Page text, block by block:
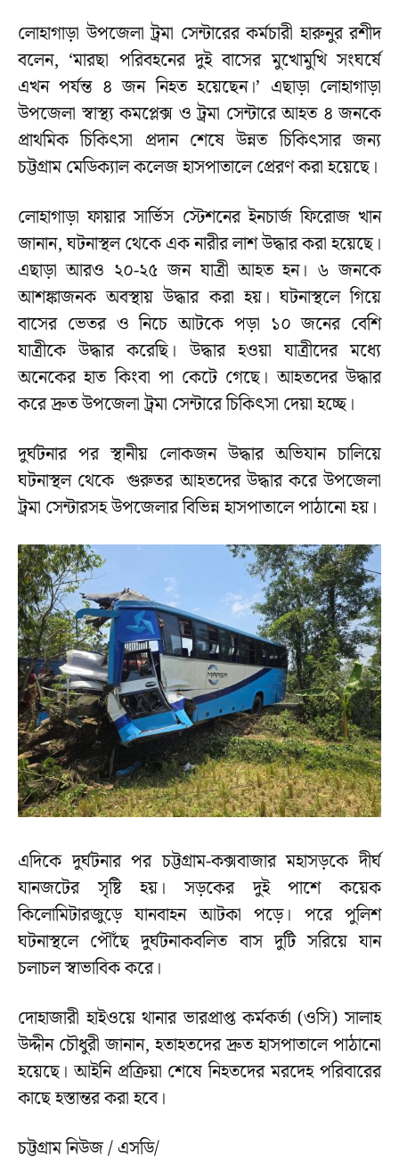
লোহাগাড়া উপজেলা ট্রমা সেন্টারের কর্মচারী হারুনুর রশীদ
বলেন, ‘মারছা পরিবহনের দুই বাসের মুখোমুখি সংঘর্ষে
এখন পর্যন্ত ৪ জন নিহত হয়েছেন।’ এছাড়া লোহাগাড়া
উপজেলা স্বাস্থ্য কমপ্লেক্স ও ট্রমা সেন্টারে আহত ৪ জনকে
প্রাথমিক চিকিৎসা প্রদান শেষে উন্নত চিকিৎসার জন্য
চট্টগ্রাম মেডিক্যাল কলেজ হাসপাতালে প্রেরণ করা হয়েছে।
লোহাগাড়া ফায়ার সার্ভিস স্টেশনের ইনচার্জ ফিরোজ খান
জানান, ঘটনাস্থল থেকে এক নারীর লাশ উদ্ধার করা হয়েছে।
এছাড়া আরও ২০-২৫ জন যাত্রী আহত হন। ৬ জনকে
আশঙ্কাজনক অবস্থায় উদ্ধার করা হয়। ঘটনাস্থলে গিয়ে
বাসের ভেতর ও নিচে আটকে পড়া ১০ জনের বেশি
যাত্রীকে উদ্ধার করেছি। উদ্ধার হওয়া যাত্রীদের মধ্যে
অনেকের হাত কিংবা পা কেটে গেছে। আহতদের উদ্ধার
করে দ্রুত উপজেলা ট্রমা সেন্টারে চিকিৎসা দেয়া হচ্ছে।
দুর্ঘটনার পর স্থানীয় লোকজন উদ্ধার অভিযান চালিয়ে
ঘটনাস্থল থেকে গুরুতর আহতদের উদ্ধার করে উপজেলা
ট্রমা সেন্টারসহ উপজেলার বিভিন্ন হাসপাতালে পাঠানো হয়।
এদিকে দুর্ঘটনার পর চট্টগ্রাম-কক্সবাজার মহাসড়কে দীর্ঘ
যানজটের সৃষ্টি হয়। সড়কের দুই পাশে কয়েক
কিলোমিটারজুড়ে যানবাহন আটকা পড়ে। পরে পুলিশ
ঘটনাস্থলে পৌঁছে দুর্ঘটনাকবলিত বাস দুটি সরিয়ে যান
চলাচল স্বাভাবিক করে।
দোহাজারী হাইওয়ে থানার ভারপ্রাপ্ত কর্মকর্তা (ওসি) সালাহ
উদ্দীন চৌধুরী জানান, হতাহতদের দ্রুত হাসপাতালে পাঠানো
হয়েছে। আইনি প্রক্রিয়া শেষে নিহতদের মরদেহ পরিবারের
কাছে হস্তান্তর করা হবে।
চট্টগ্রাম নিউজ / এসডি/